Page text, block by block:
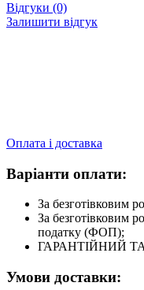
Відгуки (0)
Залишити відгук
Оплата і доставка
Варіанти оплати:
За безготівковим
За безготівковим
податку (ФОП);
ГАРАНТІЙНИЙ
Умови доставки: